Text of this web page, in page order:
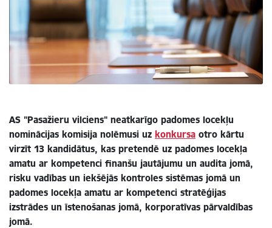
AS "Pasažieru vilciens" neatkarīgo padomes locekļu
nominācijas komisija nolēmusi uz konkursa otro kārtu
virzīt 13 kandidātus, kas pretendē uz padomes locekļa
amatu ar kompetenci finanšu jautājumu un audita jomā,
risku vadības un iekšējās kontroles sistēmas jomā un
padomes locekļa amatu ar kompetenci stratēģijas
izstrādes un īstenošanas jomā, korporatīvas pārvaldības
jomā.